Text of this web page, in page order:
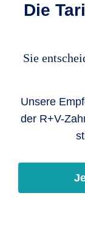
Die
Sie
Unsere
der R+V-